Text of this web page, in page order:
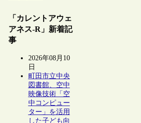
「カレントアウェ
アネス-R」新着記
事
2026年08月10
日
町田市立中央
図書館、空中
映像技術「空
中コンピュー
ター」を活用
した子ども向